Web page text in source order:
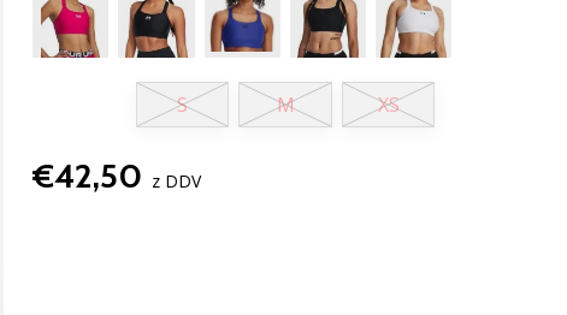
S M XS
€42,50 z DDV